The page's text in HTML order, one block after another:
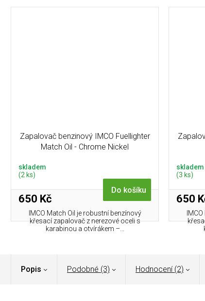
Zapalovač benzinový IMCO Fuellighter
Match Oil - Chrome Nickel
skladem
(2 ks)
650 Kč
Do košíku
IMCO Match Oil je robustní benzínový
křesací zapalovač z nerezové oceli s
karabinou a otvírákem –...
skladem
(3 ks)
650
Popis Podobné (3) Hodnocení (2)